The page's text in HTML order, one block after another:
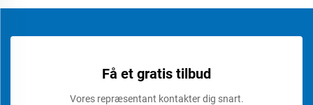
Få et gratis tilbud
Vores repræsentant kontakter dig snart.